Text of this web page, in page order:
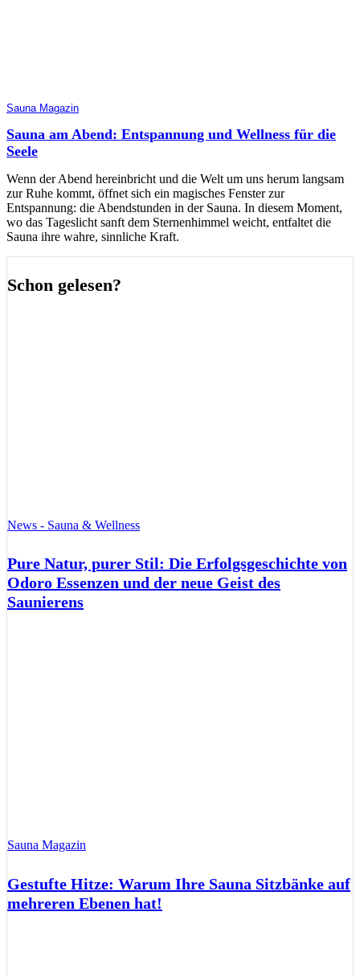
Sauna Magazin
Sauna am Abend: Entspannung und Wellness für die
Seele
Wenn der Abend hereinbricht und die Welt um uns herum langsam
zur Ruhe kommt, öffnet sich ein magisches Fenster zur
Entspannung: die Abendstunden in der Sauna. In diesem Moment,
wo das Tageslicht sanft dem Sternenhimmel weicht, entfaltet die
Sauna ihre wahre, sinnliche Kraft.
Schon gelesen?
News - Sauna & Wellness
Pure Natur, purer Stil: Die Erfolgsgeschichte von
Odoro Essenzen und der neue Geist des
Saunierens
Sauna Magazin
Gestufte Hitze: Warum Ihre Sauna Sitzbänke auf
mehreren Ebenen hat!